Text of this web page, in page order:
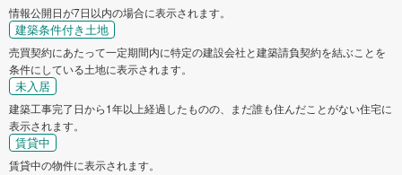
情報公開日が7日以内の場合に表示されます。
建築条件付き土地
売買契約にあたって一定期間内に特定の建設会社と建築請負契約を結ぶことを
条件にしている土地に表示されます。
未入居
建築工事完了日から1年以上経過したものの、まだ誰も住んだことがない住宅に
表示されます。
賃貸中
賃貸中の物件に表示されます。